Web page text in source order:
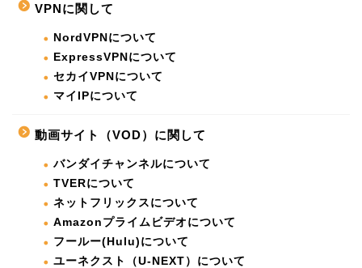
VPNに関して
NordVPNについて
ExpressVPNについて
セカイVPNについて
マイIPについて
動画サイト（VOD）に関して
バンダイチャンネルについて
TVERについて
ネットフリックスについて
Amazonプライムビデオについて
フールー(Hulu)について
ユーネクスト（U-NEXT）について